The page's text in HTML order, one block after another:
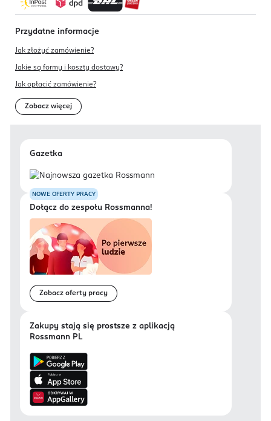
Przydatne informacje
Jak złożyć zamówienie?
Jakie są formy i koszty dostawy?
Jak opłacić zamówienie?
Zobacz więcej
Gazetka
NOWE OFERTY PRACY
Dołącz do zespołu Rossmanna!
Zobacz oferty pracy
Zakupy stają się prostsze z aplikacją
Rossmann PL